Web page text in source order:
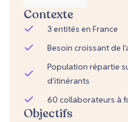
Contexte
3 entités en France
Besoin croissant de
Population répartie
d'itinérants
60 collaborateurs à
Objectifs